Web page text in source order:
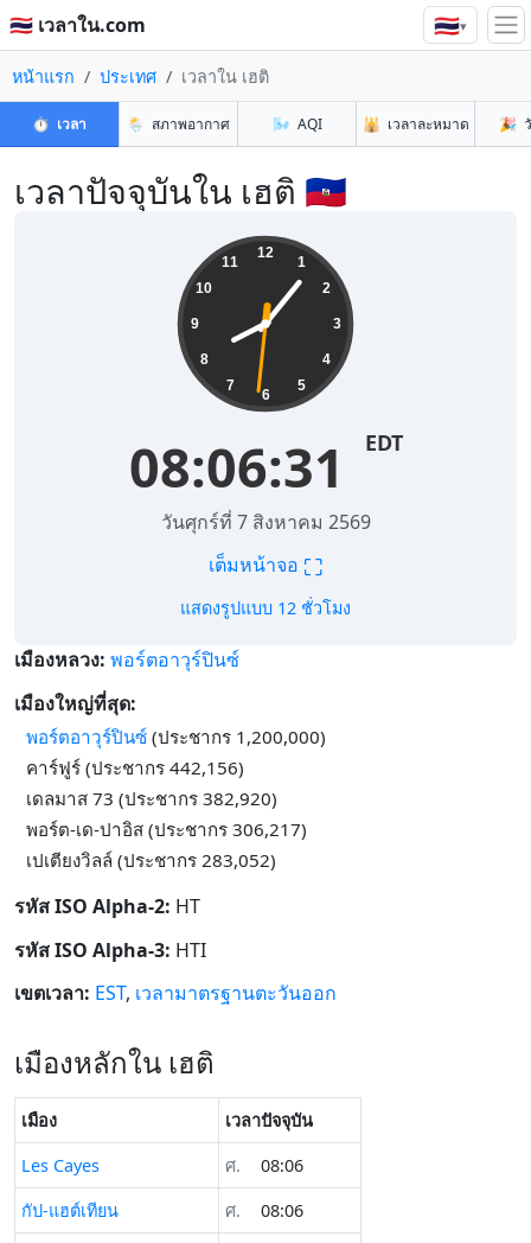
🇹🇭 เวลาใน.com 🇹🇭▾
หน้าแรก ประเทศ เวลาใน เฮติ
⏱️ เวลา 🌦️ สภาพอากาศ 🌬️ AQI 🕌 เวลาละหมาด 🎉
เวลาปัจจุบันใน เฮติ 🇭🇹
12
1
2
3
4
5
6
7
8
9
10
11
08:06:31 EDT
วันศุกร์ที่ 7 สิงหาคม 2569
เต็มหน้าจอ ⛶
แสดงรูปแบบ 12 ชั่วโมง
เมืองหลวง: พอร์ตอาวุร์ปินซ์
เมืองใหญ่ที่สุด:
พอร์ตอาวุร์ปินซ์ (ประชากร 1,200,000)
คาร์ฟูร์ (ประชากร 442,156)
เดลมาส 73 (ประชากร 382,920)
พอร์ต-เด-ปาอิส (ประชากร 306,217)
เปเตียงวิลล์ (ประชากร 283,052)
รหัส ISO Alpha-2: HT
รหัส ISO Alpha-3: HTI
เขตเวลา: EST, เวลามาตรฐานตะวันออก
เมืองหลักใน เฮติ
เมือง
เวลาปัจจุบัน
Les Cayes
ศ.
08:06
กัป-แฮต์เทียน
ศ.
08:06